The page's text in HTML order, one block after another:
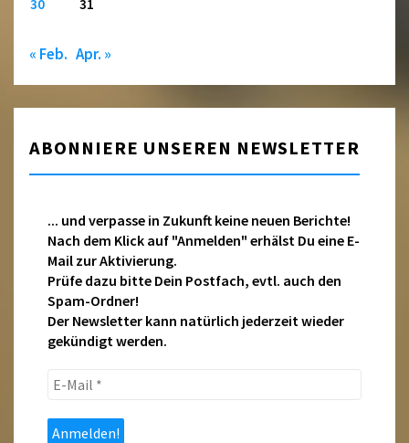
30
31
« Feb. Apr. »
ABONNIERE UNSEREN NEWSLETTER
... und verpasse in Zukunft keine neuen Berichte!
Nach dem Klick auf "Anmelden" erhälst Du eine E-
Mail zur Aktivierung.
Prüfe dazu bitte Dein Postfach, evtl. auch den
Spam-Ordner!
Der Newsletter kann natürlich jederzeit wieder
gekündigt werden.
E-
*